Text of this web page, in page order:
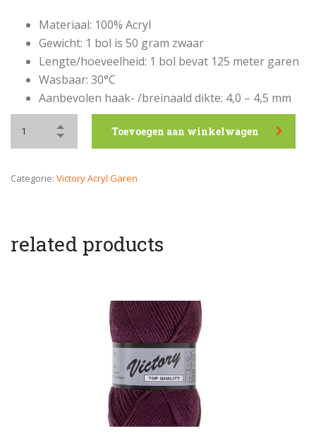
Materiaal: 100% Acryl
Gewicht: 1 bol is 50 gram zwaar
Lengte/hoeveelheid: 1 bol bevat 125 meter garen
Wasbaar: 30°C
Aanbevolen haak- /breinaald dikte: 4,0 – 4,5 mm
Toevoegen aan winkelwagen
Categorie: Victory Acryl Garen
related products